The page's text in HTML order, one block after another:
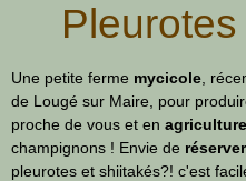
Une petite ferme mycicole ,
de Lougé sur Maire, pour
proche de vous et en
champignons ! Envie de
pleurotes et shiitakés?! c'est